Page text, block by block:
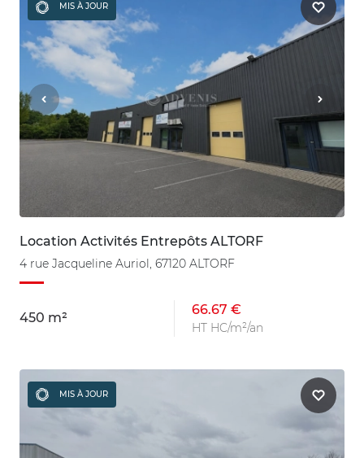
MIS À JOUR
Location Activités Entrepôts ALTORF
4 rue Jacqueline Auriol, 67120 ALTORF
450 m²
66.67 €
HT HC/m²/an
MIS À JOUR